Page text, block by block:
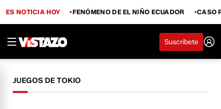
ES NOTICIA HOY FENÓMENO DE EL NIÑO ECUADOR CASO
Suscríbete
JUEGOS DE TOKIO